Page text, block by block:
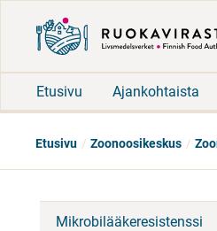
Etusivu Ajankohtaista
Etusivu Zoonoosikeskus
Mikrobilääkeresistenssi